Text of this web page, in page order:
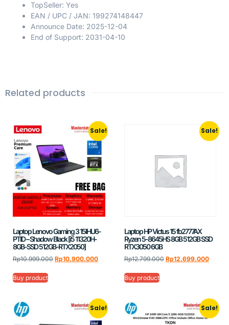
TopSeller: Yes
EAN / UPC / JAN: 199274148447
Announce Date: 2025-12-04
End of Support: 2031-04-10
Related products
Sale!
Laptop Lenovo Gaming 3 15IHU6-
PTID – Shadow Black [i5 11320H-
8GB-SSD 512GB-RTX2050]
Rp10.999.000 Rp10.900.000
Buy product
Sale!
Laptop HP Victus 15 fb2777AX
Ryzen 5-8645HS 8GB 512GB SSD
RTX3050 6GB
Rp12.799.000 Rp12.699.000
Buy product
Sale! Sale!